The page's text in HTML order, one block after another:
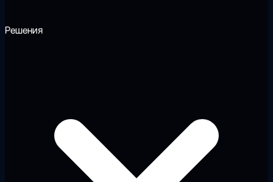
Решения